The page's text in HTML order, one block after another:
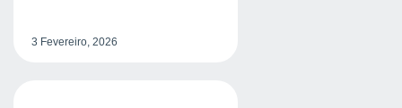
3 Fevereiro, 2026